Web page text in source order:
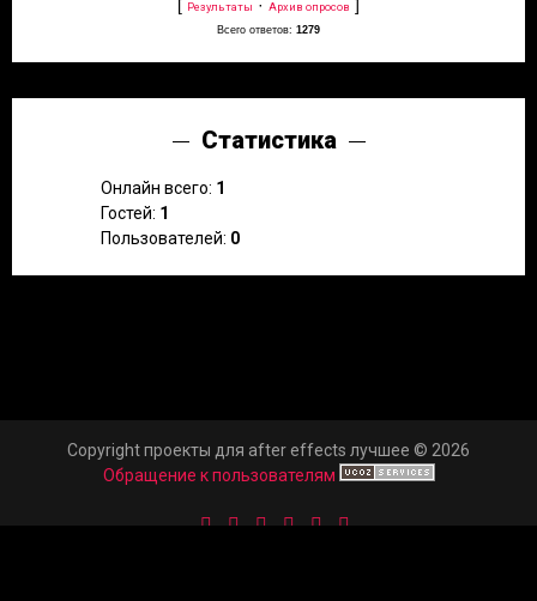
[ Результаты · Архив опросов ]
Всего ответов: 1279
Статистика
Онлайн всего: 1
Гостей: 1
Пользователей: 0
Copyright проекты для after effects лучшее © 2026
Обращение к пользователям